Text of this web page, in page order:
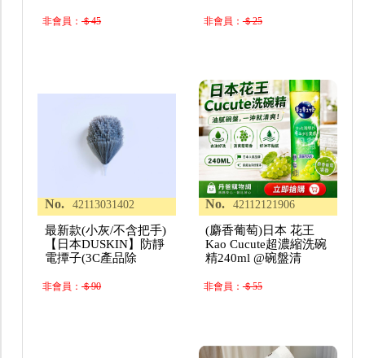
非會員：＄45 非會員：＄25
No. 42113031402
最新款(小灰/不含把手)
【日本DUSKIN】防靜
電撢子(3C產品除
非會員：＄90
No. 42112121906
(麝香葡萄)日本 花王
Kao Cucute超濃縮洗碗
精240ml @碗盤清
非會員：＄55